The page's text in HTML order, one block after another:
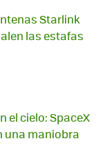
Starlink
las estafas
el cielo: SpaceX
una maniobra